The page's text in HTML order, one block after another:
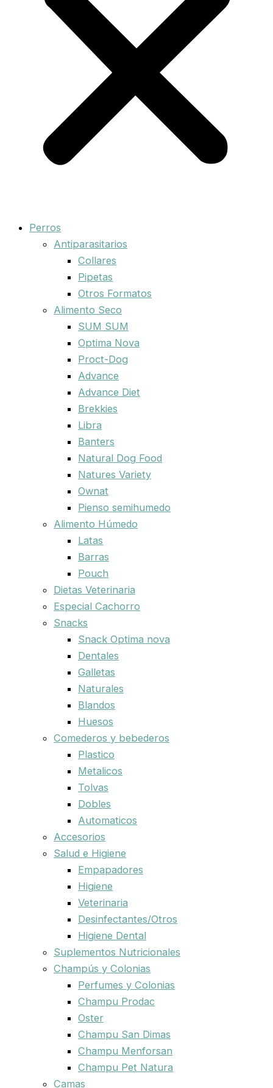
Perros
Antiparasitarios
Collares
Pipetas
Otros Formatos
Alimento Seco
SUM SUM
Optima Nova
Proct-Dog
Advance
Advance Diet
Brekkies
Libra
Banters
Natural Dog Food
Natures Variety
Ownat
Pienso semihumedo
Alimento Húmedo
Latas
Barras
Pouch
Dietas Veterinaria
Especial Cachorro
Snacks
Snack Optima nova
Dentales
Galletas
Naturales
Blandos
Huesos
Comederos y bebederos
Plastico
Metalicos
Tolvas
Dobles
Automaticos
Accesorios
Salud e Higiene
Empapadores
Higiene
Veterinaria
Desinfectantes/Otros
Higiene Dental
Suplementos Nutricionales
Champús y Colonias
Perfumes y Colonias
Champu Prodac
Oster
Champu San Dimas
Champu Menforsan
Champu Pet Natura
Camas